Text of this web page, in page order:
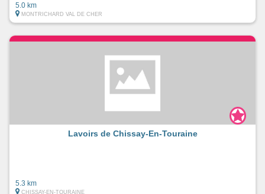
5.0 km
MONTRICHARD VAL DE CHER
Lavoirs de Chissay-En-Touraine
5.3 km
CHISSAY-EN-TOURAINE